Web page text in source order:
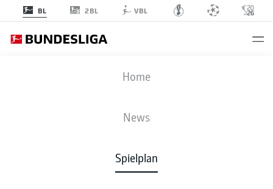
BL 2BL VBL
Home
News
Spielplan
VFB
AUFSTELLUNGEN